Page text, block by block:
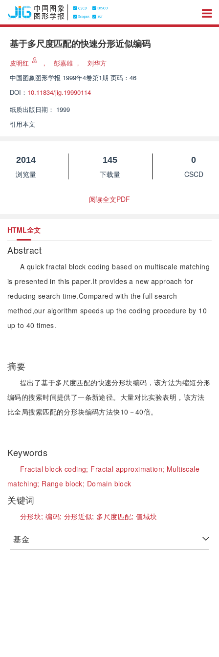
基于多尺度匹配的快速分形近似编码
皮明红 ， 彭嘉雄 ，
刘华方
中国图象图形学报 1999年4卷第1期 页码：46
DOI： 10.11834/jig.19990114
纸质出版日期： 1999
引用本文
2014
浏览量
145
下载量
0
CSCD
阅读全文PDF
HTML全文
Abstract
A quick fractal block coding based on multiscale matching
is presented in this paper.It provides a new approach for
reducing search time.Compared with the full search
method,our algorithm speeds up the coding procedure by 10
up to 40 times.
摘要
提出了基于多尺度匹配的快速分形块编码，该方法为缩短分形
编码的搜索时间提供了一条新途径。大量对比实验表明，该方法
比全局搜索匹配的分形块编码方法快10－40倍。
Keywords
Fractal block coding; Fractal approximation; Multiscale
matching; Range block; Domain block
关键词
分形块;编码; 分形近似; 多尺度匹配;值域块
基金